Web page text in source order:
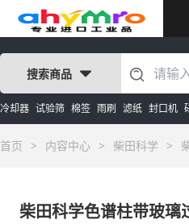
搜索商品
冷却器 试验筛 棉签 雨刷 滤纸 封口机
首页 > 内容中心 > 柴田科学 >
柴田科学色谱柱带玻